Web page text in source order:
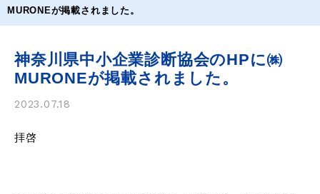
MURONEが掲載されました。
神奈川県中小企業診断協会のHPに㈱
MURONEが掲載されました。
2023.07.18
拝啓